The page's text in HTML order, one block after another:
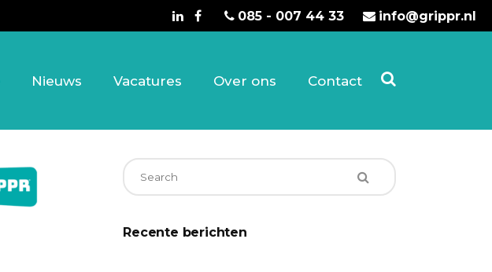
085 - 007 44 33 info@grippr.nl
Nieuws Vacatures Over ons Contact
Recente berichten